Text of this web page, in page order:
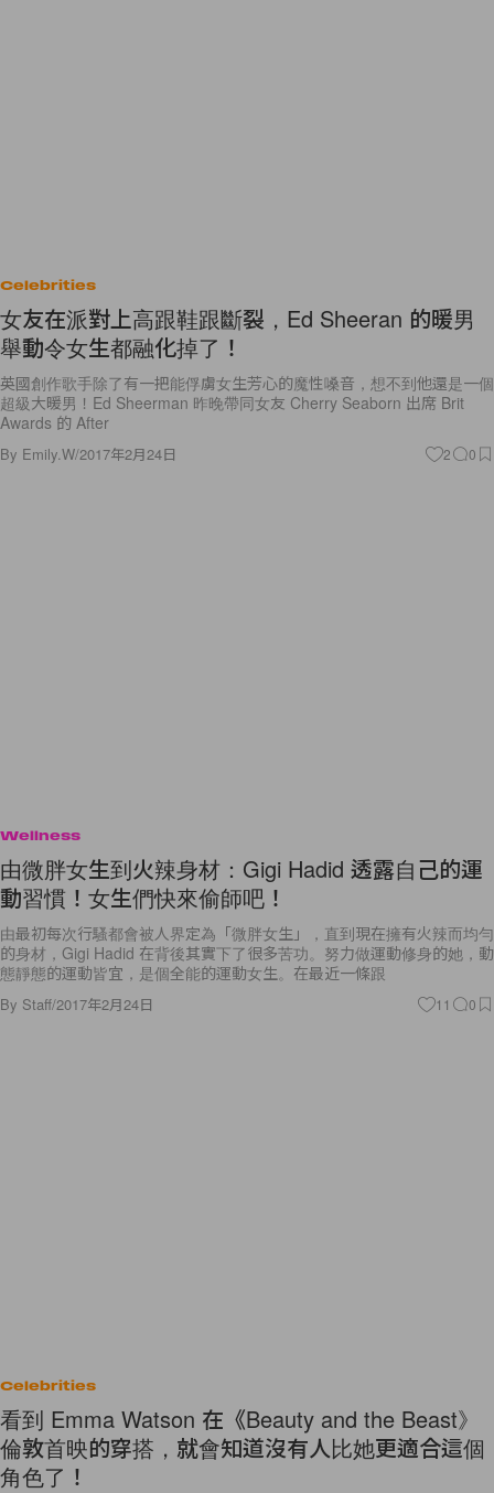
Celebrities
女友在派對上高跟鞋跟斷裂，Ed Sheeran 的暖男
舉動令女生都融化掉了！
英國創作歌手除了有一把能俘虜女生芳心的魔性嗓音，想不到他還是一個
超級大暖男！Ed Sheerman 昨晚帶同女友 Cherry Seaborn 出席 Brit
Awards 的 After
By Emily.W/2017年2月24日 2 0
Wellness
由微胖女生到火辣身材：Gigi Hadid 透露自己的運
動習慣！女生們快來偷師吧！
由最初每次行騷都會被人界定為「微胖女生」，直到現在擁有火辣而均勻
的身材，Gigi Hadid 在背後其實下了很多苦功。努力做運動修身的她，動
態靜態的運動皆宜，是個全能的運動女生。在最近一條跟
By Staff/2017年2月24日 11 0
Celebrities
看到 Emma Watson 在《Beauty and the Beast》
倫敦首映的穿搭，就會知道沒有人比她更適合這個
角色了！